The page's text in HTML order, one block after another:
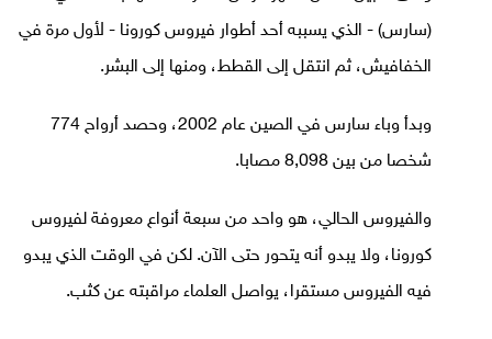
(سارس) - الذي يسببه أحد أطوار فيروس كورونا - لأول مرة في
الخفافيش، ثم انتقل إلى القطط، ومنها إلى البشر.
وبدأ وباء سارس في الصين عام 2002، وحصد أرواح 774
شخصا من بين 8,098 مصابا.
والفيروس الحالي، هو واحد من سبعة أنواع معروفة لفيروس
كورونا، ولا يبدو أنه يتحور حتى الآن. لكن في الوقت الذي يبدو
فيه الفيروس مستقرا، يواصل العلماء مراقبته عن كثب.